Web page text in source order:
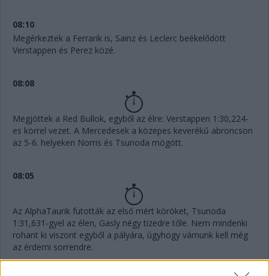
08:10
Megérkeztek a Ferrarik is, Sainz és Leclerc beékelődött
Verstappen és Perez közé.
08:08
Megjöttek a Red Bullok, egyből az élre: Verstappen 1:30,224-
es körrel vezet. A Mercedesek a közepes keverékű abroncson
az 5-6. helyeken Norris és Tsunoda mögött.
08:05
Az AlphaTaurik futották az első mért köröket, Tsunoda
1:31,631-gyel az élen, Gasly négy tizedre tőle. Nem mindenki
rohant ki viszont egyből a pályára, úgyhogy várnunk kell még
az érdemi sorrendre.
pic.twitter.com/jBVRsF2lIP